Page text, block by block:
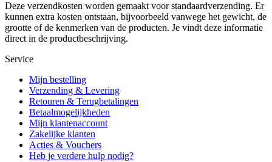
Deze verzendkosten worden gemaakt voor standaardverzending. Er
kunnen extra kosten ontstaan, bijvoorbeeld vanwege het gewicht, de
grootte of de kenmerken van de producten. Je vindt deze informatie
direct in de productbeschrijving.
Service
Mijn bestelling
Verzending & Levering
Retouren & Terugbetalingen
Betaalmogelijkheden
Mijn klantenaccount
Zakelijke klanten
Acties & Vouchers
Heb je verdere hulp nodig?